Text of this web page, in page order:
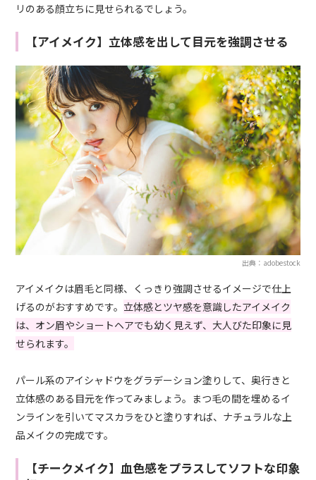
リのある顔立ちに見せられるでしょう。
【アイメイク】立体感を出して目元を強調させる
出典：adobestock
アイメイクは眉毛と同様、くっきり強調させるイメージで仕上
げるのがおすすめです。 立体感とツヤ感を意識したアイメイク
は、オン眉やショートヘアでも幼く見えず、大人びた印象に見
せられます。
パール系のアイシャドウをグラデーション塗りして、奥行きと
立体感のある目元を作ってみましょう。まつ毛の間を埋めるイ
ンラインを引いてマスカラをひと塗りすれば、ナチュラルな上
品メイクの完成です。
【チークメイク】血色感をプラスしてソフトな印象